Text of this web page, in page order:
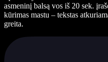
asmeninį balsą vos iš 20 sek.
kūrimas mastu – tekstas
greita.